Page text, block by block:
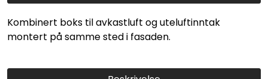
Kombinert boks til avkastluft og uteluftinntak
montert på samme sted i fasaden.